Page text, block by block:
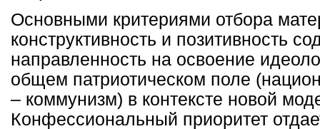
Основными критериями отбора
конструктивность и позитивность
направленность на освоение
общем патриотическом поле
– коммунизм) в контексте новой
Конфессиональный приоритет